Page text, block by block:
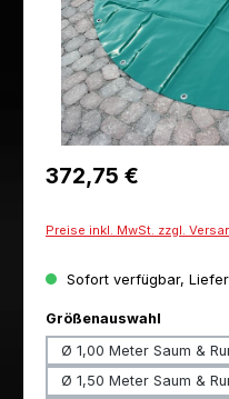
Regulärer Preis:
372,75 €
Preise inkl. MwSt. zzgl.
Sofort verfügbar,
Größenauswahl
Ø 1,00 Meter Saum &
Ø 1,50 Meter Saum &